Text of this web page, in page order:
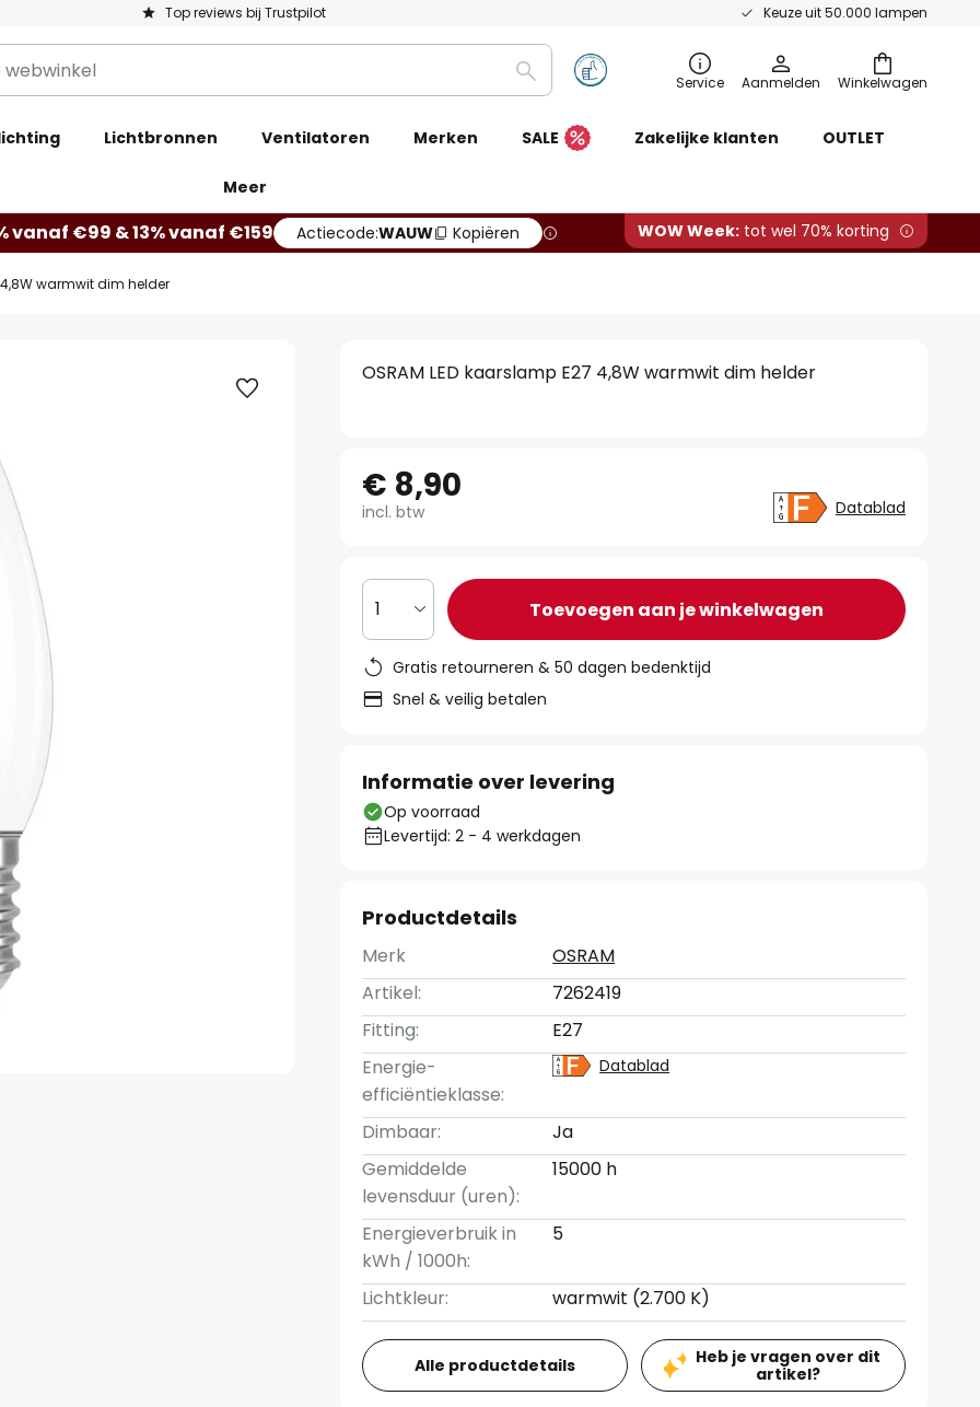
Top reviews bij Trustpilot Keuze uit 50.000 lampen
Winkelwagen
Zoeken Service Aanmelden
Lichtbronnen Ventilatoren Merken SALE Zakelijke klanten OUTLET
Meer
vanaf €99 & 13% vanaf €159 Actiecode:WAUW Kopiëren WOW Week: tot wel 70% korting
4,8W warmwit dim helder
OSRAM LED kaarslamp E27 4,8W warmwit dim helder
€ 8,90
incl. btw Datablad
1 Toevoegen aan je winkelwagen
Gratis retourneren & 50 dagen bedenktijd
Snel & veilig betalen
Informatie over levering
Op voorraad
Levertijd: 2 - 4 werkdagen
Productdetails
Merk
OSRAM
Artikel:
7262419
Fitting:
E27
Energie-
efficiëntieklasse:
Datablad
Dimbaar:
Ja
Gemiddelde
levensduur (uren):
15000 h
Energieverbruik in
kWh / 1000h:
5
Lichtkleur: warmwit (2.700 K)
Alle productdetails
Heb je vragen over dit
artikel?